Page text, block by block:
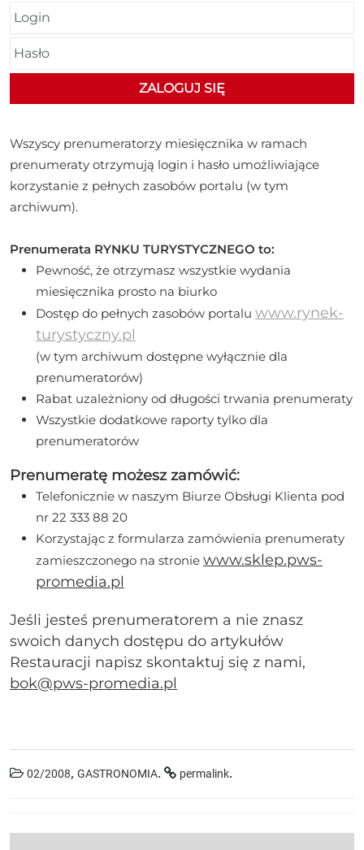
Wszyscy prenumeratorzy miesięcznika w ramach
prenumeraty otrzymują login i hasło umożliwiające
korzystanie z pełnych zasobów portalu (w tym
archiwum).
Prenumerata RYNKU TURYSTYCZNEGO to:
Pewność, że otrzymasz wszystkie wydania
miesięcznika prosto na biurko
Dostęp do pełnych zasobów portalu www.rynek-
turystyczny.pl
(w tym archiwum dostępne wyłącznie dla
prenumeratorów)
Rabat uzależniony od długości trwania prenumeraty
Wszystkie dodatkowe raporty tylko dla
prenumeratorów
Prenumeratę możesz zamówić:
Telefonicznie w naszym Biurze Obsługi Klienta pod
nr 22 333 88 20
Korzystając z formularza zamówienia prenumeraty
zamieszczonego na stronie www.sklep.pws-
promedia.pl
Jeśli jesteś prenumeratorem a nie znasz
swoich danych dostępu do artykułów
Restauracji napisz skontaktuj się z nami,
bok@pws-promedia.pl
02/2008, GASTRONOMIA. permalink.